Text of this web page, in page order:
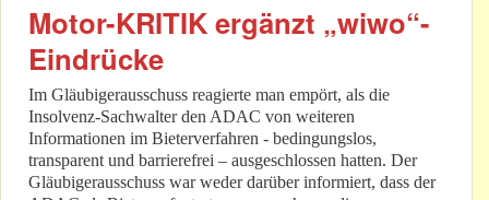
Motor-KRITIK ergänzt „wiwo“-
Eindrücke
Im Gläubigerausschuss reagierte man empört, als die
Insolvenz-Sachwalter den ADAC von weiteren
Informationen im Bieterverfahren - bedingungslos,
transparent und barrierefrei – ausgeschlossen hatten. Der
Gläubigerausschuss war weder darüber informiert, dass der